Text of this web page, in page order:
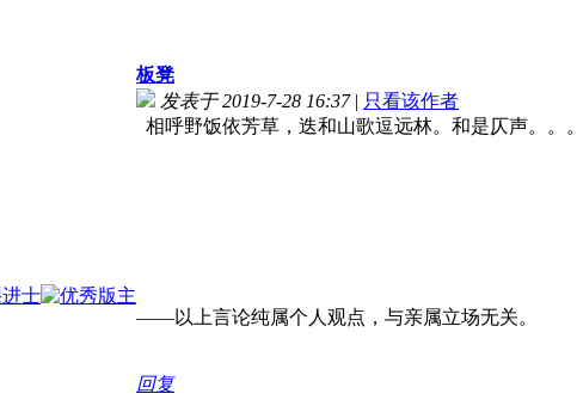
板凳
发表于 2019-7-28 16:37 | 只看该作者
相呼野饭依芳草，迭和山歌逗远林。和是仄声。。。
——以上言论纯属个人观点，与亲属立场无关。
回复